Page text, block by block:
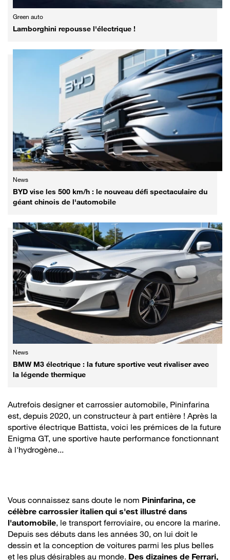
Green auto
Lamborghini repousse l'électrique !
News
BYD vise les 500 km/h : le nouveau défi spectaculaire du
géant chinois de l'automobile
News
BMW M3 électrique : la future sportive veut rivaliser avec
la légende thermique
Autrefois designer et carrossier automobile, Pininfarina
est, depuis 2020, un constructeur à part entière ! Après la
sportive électrique Battista, voici les prémices de la future
Enigma GT, une sportive haute performance fonctionnant
à l'hydrogène...
Vous connaissez sans doute le nom Pininfarina, ce
célèbre carrossier italien qui s'est illustré dans
l'automobile, le transport ferroviaire, ou encore la marine.
Depuis ses débuts dans les années 30, on lui doit le
dessin et la conception de voitures parmi les plus belles
et les plus désirables au monde. Des dizaines de Ferrari,